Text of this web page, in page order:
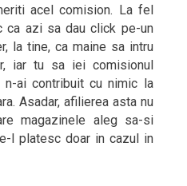
acel comision. La fel
ca azi sa dau click pe-un
la tine, ca maine sa intru
iar tu sa iei comisionul
ai contribuit cu nimic la
Asadar, afilierea asta nu
magazinele aleg sa-si
l platesc doar in cazul in